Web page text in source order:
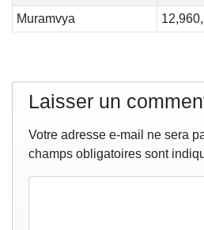
Muramvya
Laisser un
Votre adresse e-mail ne sera
champs obligatoires sont